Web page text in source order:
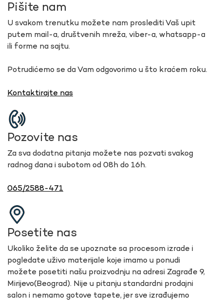
Pišite nam
U svakom trenutku možete nam proslediti Vaš upit
putem mail-a, društvenih mreža, viber-a, whatsapp-a
ili forme na sajtu.
Potrudićemo se da Vam odgovorimo u što kraćem roku.
Kontaktirajte nas
Pozovite nas
Za sva dodatna pitanja možete nas pozvati svakog
radnog dana i subotom od 08h do 16h.
065/2588-471
Posetite nas
Ukoliko želite da se upoznate sa procesom izrade i
pogledate uživo materijale koje imamo u ponudi
možete posetiti našu proizvodnju na adresi Zagrađe 9,
Mirijevo(Beograd). Nije u pitanju standardni prodajni
salon i nemamo gotove tapete, jer sve izrađujemo